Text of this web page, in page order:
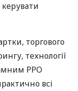
торгового
технології
РРО
всі